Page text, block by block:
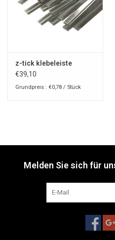
z-tick klebeleiste
€39,10
Grundpreis : €0,78 / Stück
Melden Sie sich für